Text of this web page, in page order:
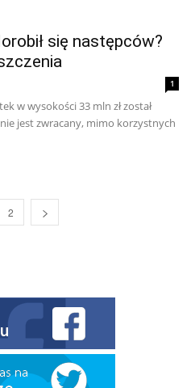
się następców?
1
w wysokości 33 mln zł został
jest zwracany, mimo korzystnych
2